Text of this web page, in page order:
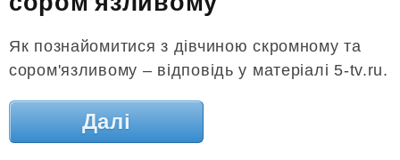
Як познайомитися з дівчиною скромному та
сором'язливому – відповідь у матеріалі 5-tv.ru.
Далі